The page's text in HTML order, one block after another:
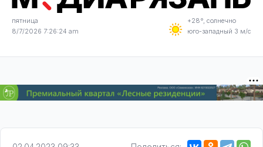
пятница
8/7/2026 7:26:24 am
+28°, солнечно
юго-западный 3 м/с